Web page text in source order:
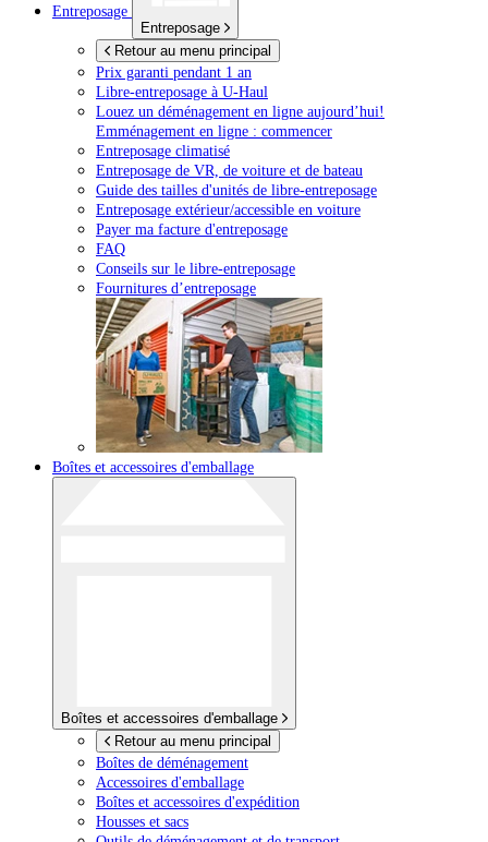
Entreposage
Entreposage
Retour au menu principal
Prix garanti pendant 1 an
Libre-entreposage à U-Haul
Louez un déménagement en ligne aujourd’hui!
Emménagement en ligne : commencer
Entreposage climatisé
Entreposage de VR, de voiture et de bateau
Guide des tailles d'unités de libre-entreposage
Entreposage extérieur/accessible en voiture
Payer ma facture d'entreposage
FAQ
Conseils sur le libre-entreposage
Fournitures d’entreposage
Boîtes et accessoires d'emballage
Boîtes et accessoires d'emballage
Retour au menu principal
Boîtes de déménagement
Accessoires d'emballage
Boîtes et accessoires d'expédition
Housses et sacs